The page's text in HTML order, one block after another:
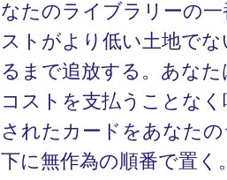
なたのライブラリーの
ストがより低い土地で
るまで追放する。あな
コストを支払うことな
されたカードをあなた
下に無作為の順番で置く